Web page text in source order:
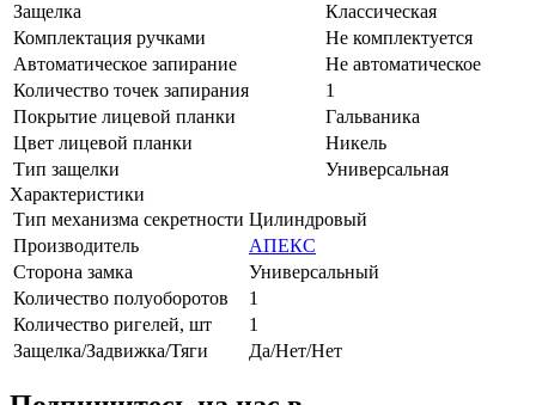
Защелка
Классическая
Комплектация ручками
Не комплектуется
Автоматическое запирание
Не автоматическое
Количество точек запирания
1
Покрытие лицевой планки
Гальваника
Цвет лицевой планки
Никель
Тип защелки
Универсальная
Характеристики
Тип механизма секретности Цилиндровый
Производитель
АПЕКС
Сторона замка
Универсальный
Количество полуоборотов
1
Количество ригелей, шт
1
Защелка/Задвижка/Тяги
Да/Нет/Нет